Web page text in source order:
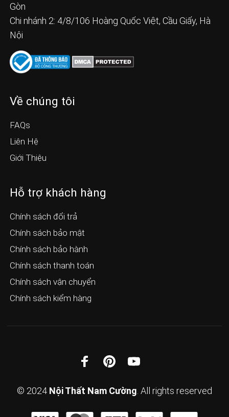
Gòn
Chi nhánh 2: 4/8/106 Hoàng Quốc Việt, Cầu Giấy, Hà
Nội
Về chúng tôi
FAQs
Liên Hệ
Giới Thiệu
Hỗ trợ khách hàng
Chính sách đổi trả
Chính sách bảo mật
Chính sách bảo hành
Chính sách thanh toán
Chính sách vận chuyển
Chính sách kiểm hàng
© 2024 Nội Thất Nam Cường . All rights reserved